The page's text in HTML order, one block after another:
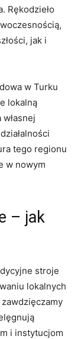
Rękodzieło
jak i
w Turku
lokalną
tego regionu
w nowym
– jak
stroje
lokalnych
i instytucjom